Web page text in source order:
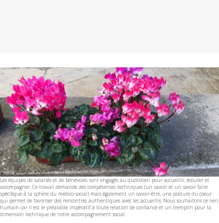
Les équipes de salariés et de bénévoles sont engagés au quotidien pour accueillir, écouter et
accompagner. Ce travail demande des compétences techniques (un savoir et un savoir faire
spécifique à la sphère du médico-social) mais également un savoir-être, une posture du coeur
qui permet de favoriser des rencontres authentiques avec les accueillis. Nous souhaitons ce lien
humain car il est le préalable impératif à toute relation de confiance et un tremplin pour la
dimension technique de notre accompagnement social.